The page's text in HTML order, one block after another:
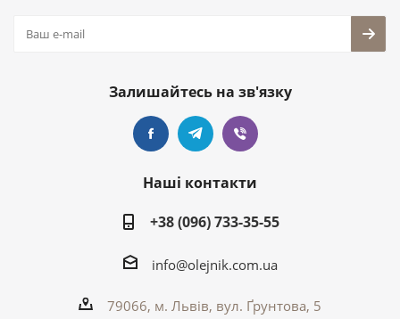
Залишайтесь на зв'язку
Наші контакти
+38 (096) 733-35-55
info@olejnik.com.ua
79066, м. Львів, вул. Ґрунтова, 5